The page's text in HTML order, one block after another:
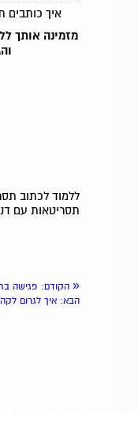
איך כותבים
מזמינה אותך
ללמוד לכתוב
תסריטאות עם
« הקודם: פגישה
הבא: איך לגרום